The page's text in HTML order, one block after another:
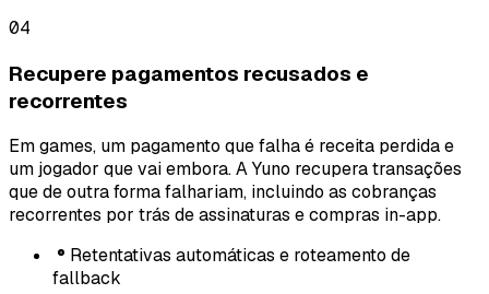
04
Recupere pagamentos recusados e
recorrentes
Em games, um pagamento que falha é receita perdida e
um jogador que vai embora. A Yuno recupera transações
que de outra forma falhariam, incluindo as cobranças
recorrentes por trás de assinaturas e compras in-app.
Retentativas automáticas e roteamento de
fallback